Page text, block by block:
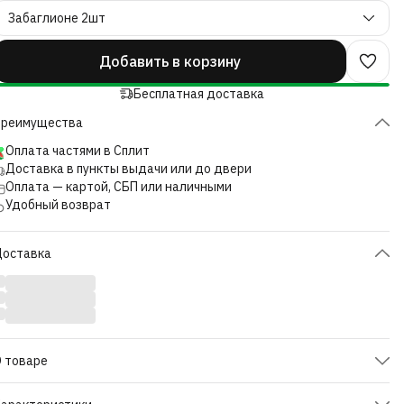
Забаглионе 2шт
Добавить в корзину
Бесплатная доставка
Оплата частями в Сплит
Доставка в пункты выдачи или до двери
Оплата — картой, СБП или наличными
Удобный возврат
товаре